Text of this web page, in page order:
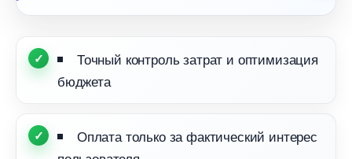
Точный контроль затрат и оптимизация
юджета
Оплата только за фактический интерес